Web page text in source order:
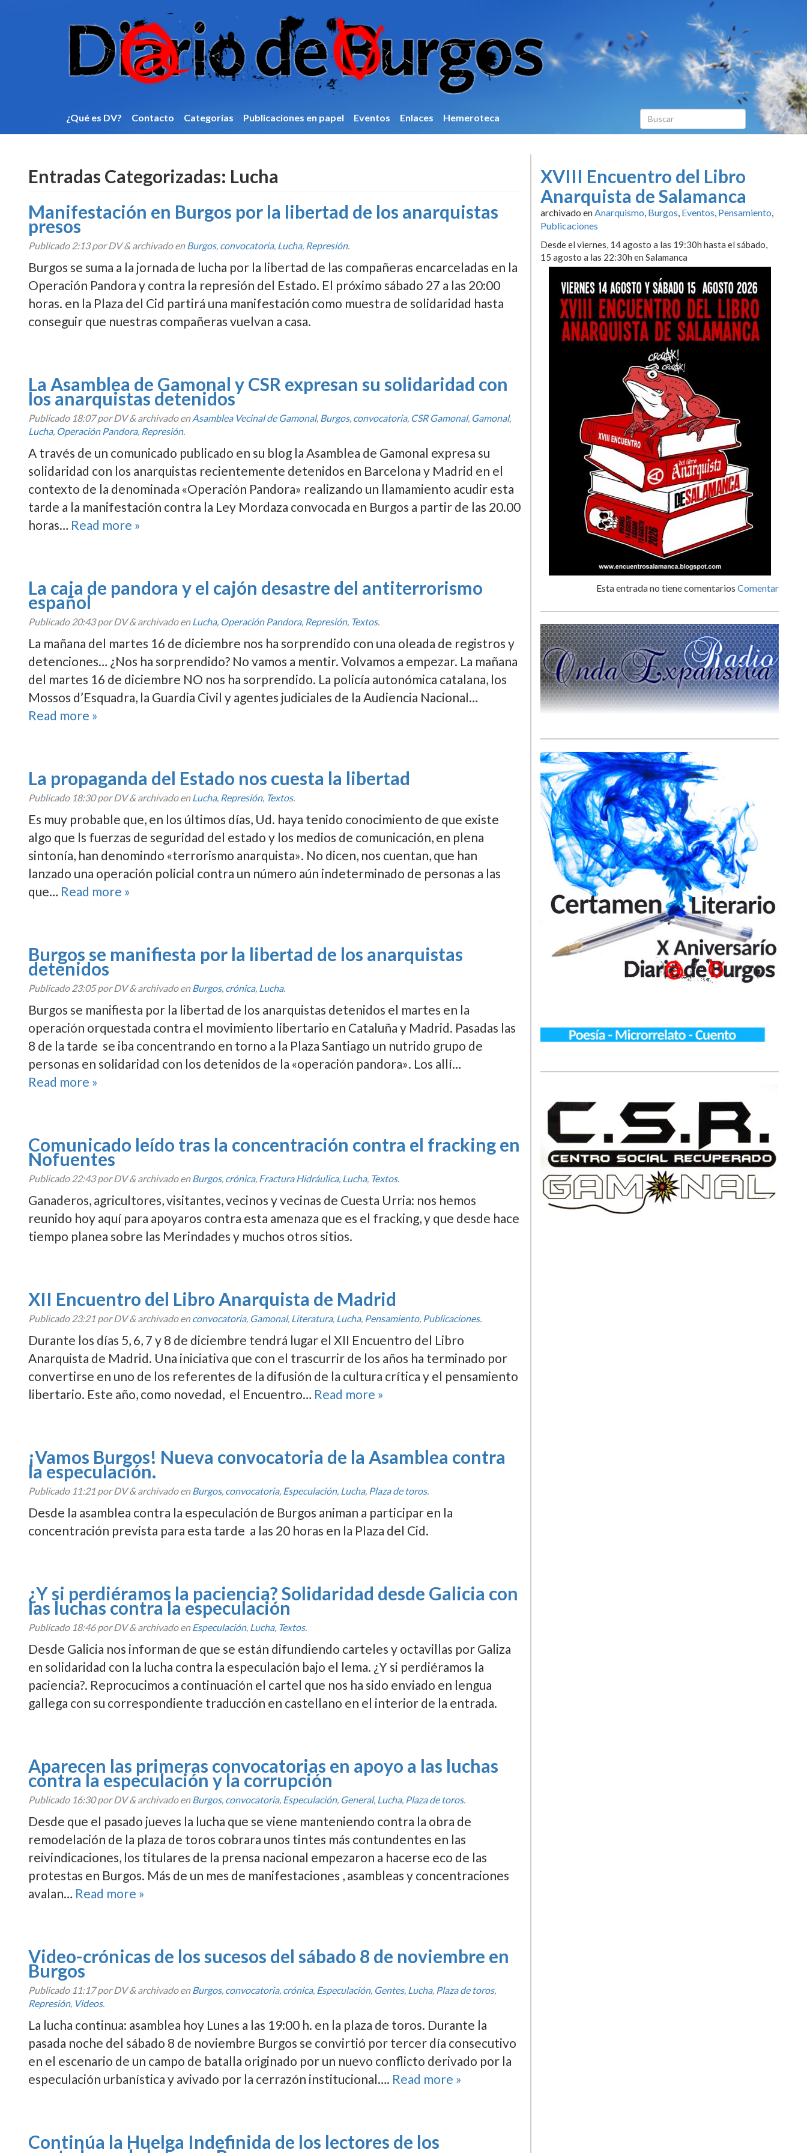
¿Qué es DV? Contacto Categorí­as Publicaciones en papel Eventos Enlaces Hemeroteca
Entradas Categorizadas: Lucha
Manifestación en Burgos por la libertad de los anarquistas
presos
Publicado2:13por DV&archivado enBurgos, convocatoria, Lucha, Represión.
Burgos se suma a la jornada de lucha por la libertad de las compañeras encarceladas en la
Operación Pandora y contra la represión del Estado. El próximo sábado 27 a las 20:00
horas. en la Plaza del Cid partirá una manifestación como muestra de solidaridad hasta
conseguir que nuestras compañeras vuelvan a casa.
La Asamblea de Gamonal y CSR expresan su solidaridad con
los anarquistas detenidos
Publicado 18:07por DV&archivado enAsamblea Vecinal de Gamonal, Burgos, convocatoria, CSR Gamonal, Gamonal,
Lucha, Operación Pandora, Represión.
A través de un comunicado publicado en su blog la Asamblea de Gamonal expresa su
solidaridad con los anarquistas recientemente detenidos en Barcelona y Madrid en el
contexto de la denominada «Operación Pandora» realizando un llamamiento acudir esta
tarde a la manifestación contra la Ley Mordaza convocada en Burgos a partir de las 20.00
horas… Read more »
La caja de pandora y el cajón desastre del antiterrorismo
español
Publicado20:43por DV&archivado enLucha, Operación Pandora, Represión, Textos.
La mañana del martes 16 de diciembre nos ha sorprendido con una oleada de registros y
detenciones… ¿Nos ha sorprendido? No vamos a mentir. Volvamos a empezar. La mañana
del martes 16 de diciembre NO nos ha sorprendido. La policí­a autonómica catalana, los
Mossos d’Esquadra, la Guardia Civil y agentes judiciales de la Audiencia Nacional…
Read more »
La propaganda del Estado nos cuesta la libertad
Publicado 18:30por DV&archivado enLucha, Represión, Textos.
Es muy probable que, en los últimos dí­as, Ud. haya tenido conocimiento de que existe
algo que ls fuerzas de seguridad del estado y los medios de comunicación, en plena
sintoní­a, han denomindo «terrorismo anarquista». No dicen, nos cuentan, que han
lanzado una operación policial contra un número aún indeterminado de personas a las
que… Read more »
Burgos se manifiesta por la libertad de los anarquistas
detenidos
Publicado23:05por DV&archivado enBurgos, crónica, Lucha.
Burgos se manifiesta por la libertad de los anarquistas detenidos el martes en la
operación orquestada contra el movimiento libertario en Cataluña y Madrid. Pasadas las
8 de la tarde se iba concentrando en torno a la Plaza Santiago un nutrido grupo de
personas en solidaridad con los detenidos de la «operación pandora». Los allí­…
Read more »
Comunicado leí­do tras la concentración contra el fracking en
Nofuentes
Publicado22:43por DV&archivado enBurgos, crónica, Fractura Hidráulica, Lucha, Textos.
Ganaderos, agricultores, visitantes, vecinos y vecinas de Cuesta Urria: nos hemos
reunido hoy aquí­ para apoyaros contra esta amenaza que es el fracking, y que desde hace
tiempo planea sobre las Merindades y muchos otros sitios.
XII Encuentro del Libro Anarquista de Madrid
Publicado23:21 por DV&archivado enconvocatoria, Gamonal, Literatura, Lucha, Pensamiento, Publicaciones.
Durante los dí­as 5, 6, 7 y 8 de diciembre tendrá lugar el XII Encuentro del Libro
Anarquista de Madrid. Una iniciativa que con el trascurrir de los años ha terminado por
convertirse en uno de los referentes de la difusión de la cultura crí­tica y el pensamiento
libertario. Este año, como novedad, el Encuentro… Read more »
¡Vamos Burgos! Nueva convocatoria de la Asamblea contra
la especulación.
Publicado 11:21 por DV&archivado enBurgos, convocatoria, Especulación, Lucha, Plaza de toros.
Desde la asamblea contra la especulación de Burgos animan a participar en la
concentración prevista para esta tarde a las 20 horas en la Plaza del Cid.
¿Y si perdiéramos la paciencia? Solidaridad desde Galicia con
las luchas contra la especulación
Publicado 18:46por DV&archivado enEspeculación, Lucha, Textos.
Desde Galicia nos informan de que se están difundiendo carteles y octavillas por Galiza
en solidaridad con la lucha contra la especulación bajo el lema. ¿Y si perdiéramos la
paciencia?. Reprocucimos a continuación el cartel que nos ha sido enviado en lengua
gallega con su correspondiente traducción en castellano en el interior de la entrada.
Aparecen las primeras convocatorias en apoyo a las luchas
contra la especulación y la corrupción
Publicado 16:30por DV&archivado enBurgos, convocatoria, Especulación, General, Lucha, Plaza de toros.
Desde que el pasado jueves la lucha que se viene manteniendo contra la obra de
remodelación de la plaza de toros cobrara unos tintes más contundentes en las
reivindicaciones, los titulares de la prensa nacional empezaron a hacerse eco de las
protestas en Burgos. Más de un mes de manifestaciones , asambleas y concentraciones
avalan… Read more »
Video-crónicas de los sucesos del sábado 8 de noviembre en
Burgos
Publicado 11:17por DV&archivado enBurgos, convocatoria, crónica, Especulación, Gentes, Lucha, Plaza de toros,
Represión, Videos.
La lucha continua: asamblea hoy Lunes a las 19:00 h. en la plaza de toros. Durante la
pasada noche del sábado 8 de noviembre Burgos se convirtió por tercer dí­a consecutivo
en el escenario de un campo de batalla originado por un nuevo conflicto derivado por la
especulación urbaní­stica y avivado por la cerrazón institucional…. Read more »
Continúa la Huelga Indefinida de los lectores de los
XVIII Encuentro del Libro
Anarquista de Salamanca
archivado enAnarquismo, Burgos, Eventos, Pensamiento,
Publicaciones
Desde el viernes, 14 agosto a las 19:30h hasta el sábado,
15 agosto a las 22:30h en Salamanca
Esta entrada no tiene comentarios Comentar